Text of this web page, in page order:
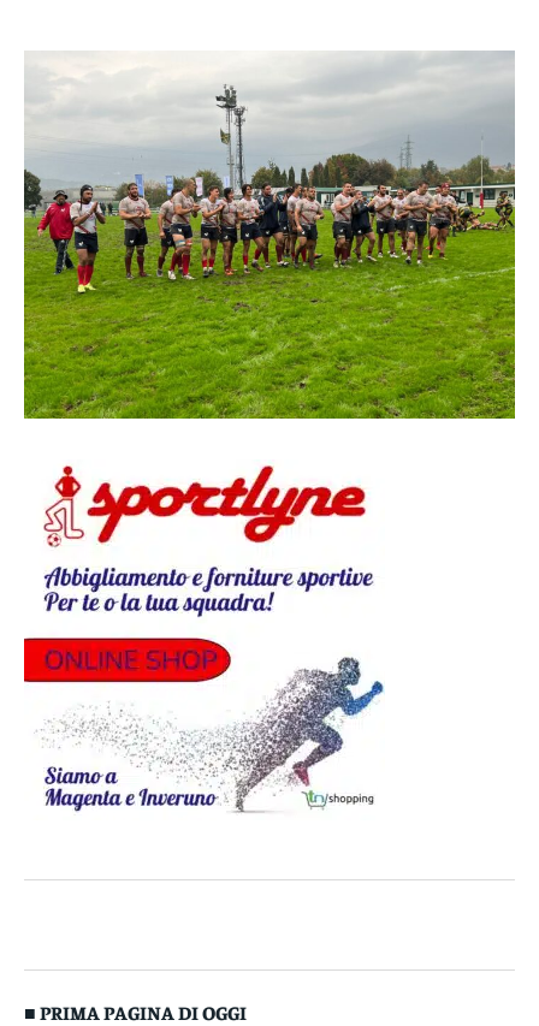
■ PRIMA PAGINA DI OGGI